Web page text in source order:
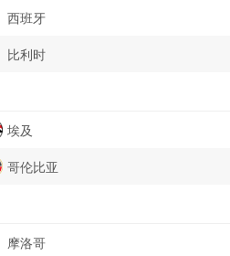
西班牙
比利时
埃及
哥伦比亚
摩洛哥